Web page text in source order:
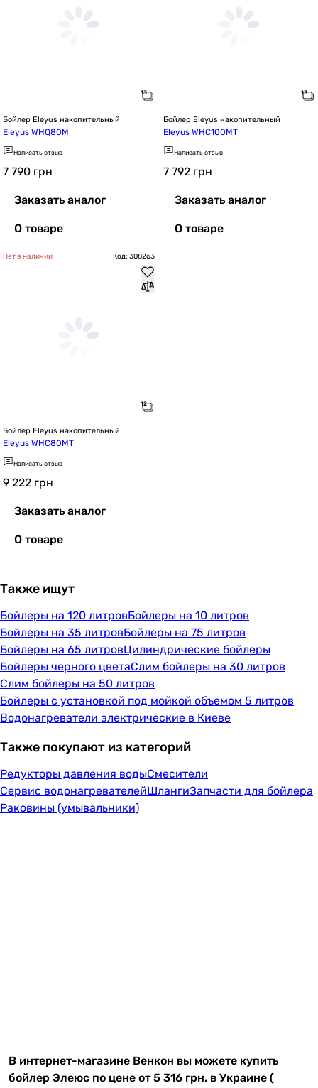
Бойлер Eleyus накопительный
Eleyus WHQ80M
Написать отзыв
7 790 грн
Заказать аналог
О товаре
Бойлер Eleyus накопительный
Eleyus WHC100MT
Написать отзыв
7 792 грн
Заказать аналог
О товаре
Нет в наличии Код: 308263
Бойлер Eleyus накопительный
Eleyus WHC80MT
Написать отзыв
9 222 грн
Заказать аналог
О товаре
Также ищут
Бойлеры на 120 литровБойлеры на 10 литров
Бойлеры на 35 литровБойлеры на 75 литров
Бойлеры на 65 литровЦилиндрические бойлеры
Бойлеры черного цветаСлим бойлеры на 30 литров
Слим бойлеры на 50 литров
Бойлеры с установкой под мойкой объемом 5 литров
Водонагреватели электрические в Киеве
Также покупают из категорий
Редукторы давления водыСмесители
Сервис водонагревателейШлангиЗапчасти для бойлера
Раковины (умывальники)
В интернет-магазине Венкон вы можете купить
бойлер Элеюс по цене от 5 316 грн. в Украине (